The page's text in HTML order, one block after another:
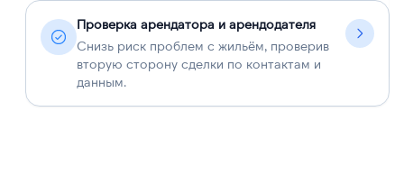
Проверка арендатора и арендодателя
Снизь риск проблем с жильём, проверив
вторую сторону сделки по контактам и
данным.